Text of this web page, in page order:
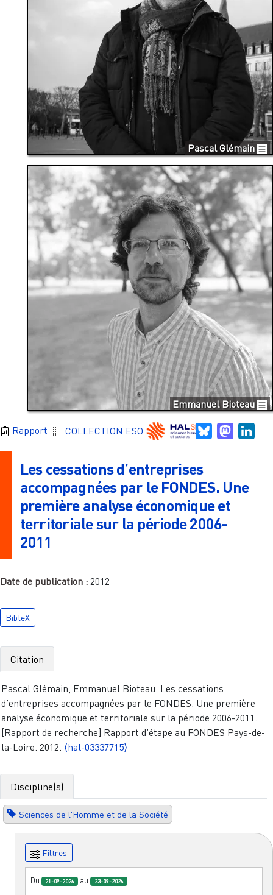
Pascal Glémain
Emmanuel Bioteau
Rapport COLLECTION ESO Bluesky
Les cessations d’entreprises
accompagnées par le FONDES. Une
première analyse économique et
territoriale sur la période 2006-
2011
Date de publication : 2012
BibteX
Citation
Pascal Glémain, Emmanuel Bioteau. Les cessations
d’entreprises accompagnées par le FONDES. Une première
analyse économique et territoriale sur la période 2006-2011.
[Rapport de recherche] Rapport d’étape au FONDES Pays-de-
la-Loire. 2012. ⟨hal-03337715⟩
Discipline(s)
Sciences de l'Homme et de la Société
Filtres
Du 21-09-2026 au 23-09-2026